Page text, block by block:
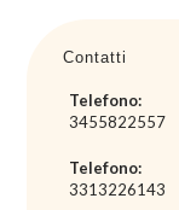
r
n
a
Contatti
Telefono:
3455822557
Telefono:
3313226143